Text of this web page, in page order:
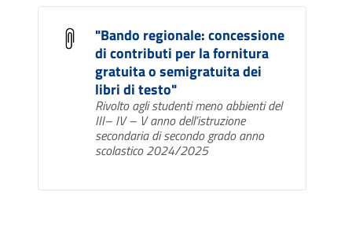
"Bando regionale: concessione
di contributi per la fornitura
gratuita o semigratuita dei
libri di testo"
Rivolto agli studenti meno abbienti del
III– IV – V anno dell’istruzione
secondaria di secondo grado anno
scolastico 2024/2025